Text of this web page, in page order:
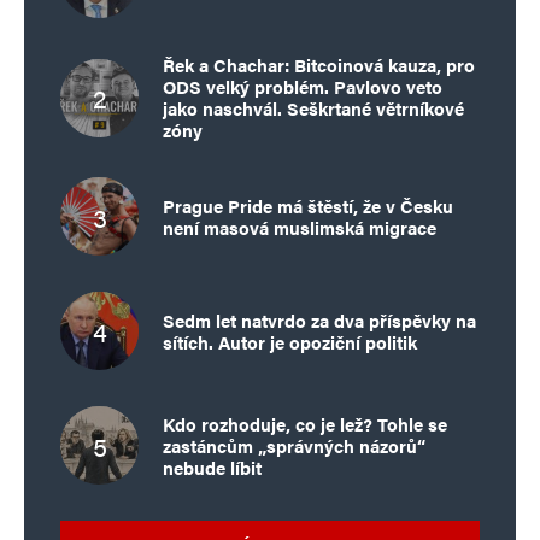
Jméno*
E-mail* Webová stránka
Uložit do prohlížeče jméno, e-mail a webovou stránku pro budoucí
komentáře.
Řek a Chachar: Bitcoinová kauza, pro
ODS velký problém. Pavlovo veto
jako naschvál. Seškrtané větrníkové
zóny
Prague Pride má štěstí, že v Česku
není masová muslimská migrace
Sedm let natvrdo za dva příspěvky na
sítích. Autor je opoziční politik
Kdo rozhoduje, co je lež? Tohle se
zastáncům „správných názorů“
nebude líbit